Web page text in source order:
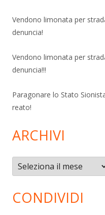
Vendono limonata per
denuncia!
Vendono limonata per
denuncia!!!
Paragonare lo Stato
reato!
ARCHIVI
Archivi
CONDIVIDI